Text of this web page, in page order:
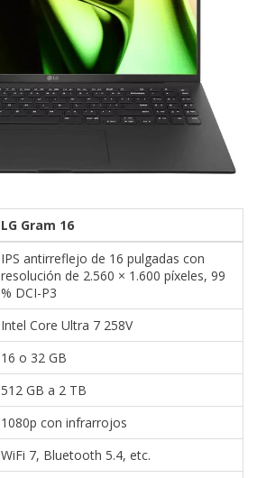
LG Gram 16
IPS antirreflejo de 16 pulgadas con
resolución de 2.560 × 1.600 píxeles, 99
% DCI-P3
Intel Core Ultra 7 258V
16 o 32 GB
512 GB a 2 TB
1080p con infrarrojos
WiFi 7, Bluetooth 5.4, etc.